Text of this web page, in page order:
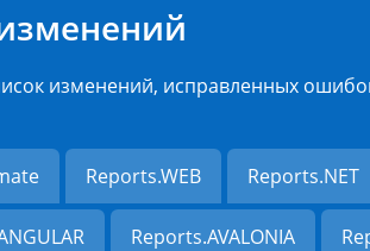
изменений, исправленных
Reports.WEB Reports.NET
Reports.AVALONIA